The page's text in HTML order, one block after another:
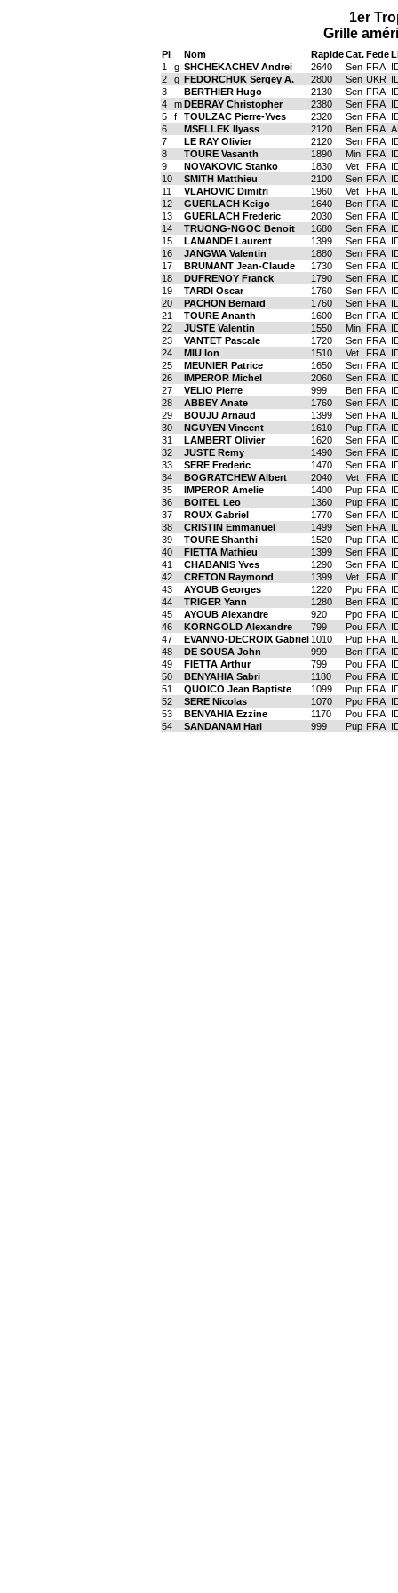
1er
Grille
Pl Nom Rapide Cat. Fede
1
g SHCHEKACHEV Andrei 2640 Sen FRA
2
g FEDORCHUK Sergey A. 2800 Sen UKR
3
BERTHIER Hugo 2130 Sen FRA
4
m DEBRAY Christopher 2380 Sen FRA
5
f TOULZAC Pierre-Yves 2320 Sen FRA
6
MSELLEK Ilyass 2120 Ben FRA
7
LE RAY Olivier 2120 Sen FRA
8
TOURE Vasanth 1890 Min FRA
9
NOVAKOVIC Stanko 1830 Vet FRA
10
SMITH Matthieu 2100 Sen FRA
11
VLAHOVIC Dimitri 1960 Vet FRA
12
GUERLACH Keigo 1640 Ben FRA
13
GUERLACH Frederic 2030 Sen FRA
14
TRUONG-NGOC Benoit 1680 Sen FRA
15
LAMANDE Laurent 1399 Sen FRA
16
JANGWA Valentin 1880 Sen FRA
17
BRUMANT Jean-Claude 1730 Sen FRA
18
DUFRENOY Franck 1790 Sen FRA
19
TARDI Oscar 1760 Sen FRA
20
PACHON Bernard 1760 Sen FRA
21
TOURE Ananth 1600 Ben FRA
22
JUSTE Valentin 1550 Min FRA
23
VANTET Pascale 1720 Sen FRA
24
MIU Ion 1510 Vet FRA
25
MEUNIER Patrice 1650 Sen FRA
26
IMPEROR Michel 2060 Sen FRA
27
VELIO Pierre 999 Ben FRA
28
ABBEY Anate 1760 Sen FRA
29
BOUJU Arnaud 1399 Sen FRA
30
NGUYEN Vincent 1610 Pup FRA
31
LAMBERT Olivier 1620 Sen FRA
32
JUSTE Remy 1490 Sen FRA
33
SERE Frederic 1470 Sen FRA
34
BOGRATCHEW Albert 2040 Vet FRA
35
IMPEROR Amelie 1400 Pup FRA
36
BOITEL Leo 1360 Pup FRA
37
ROUX Gabriel 1770 Sen FRA
38
CRISTIN Emmanuel 1499 Sen FRA
39
TOURE Shanthi 1520 Pup FRA
40
FIETTA Mathieu 1399 Sen FRA
41
CHABANIS Yves 1290 Sen FRA
42
CRETON Raymond 1399 Vet FRA
43
AYOUB Georges 1220 Ppo FRA
44
TRIGER Yann 1280 Ben FRA
45
AYOUB Alexandre 920 Ppo FRA
46
KORNGOLD Alexandre 799 Pou FRA
47
EVANNO-DECROIX Gabriel 1010 Pup FRA
48
DE SOUSA John 999 Ben FRA
49
FIETTA Arthur 799 Pou FRA
50
BENYAHIA Sabri 1180 Pou FRA
51
QUOICO Jean Baptiste 1099 Pup FRA
52
SERE Nicolas 1070 Ppo FRA
53
BENYAHIA Ezzine 1170 Pou FRA
54
SANDANAM Hari 999 Pup FRA